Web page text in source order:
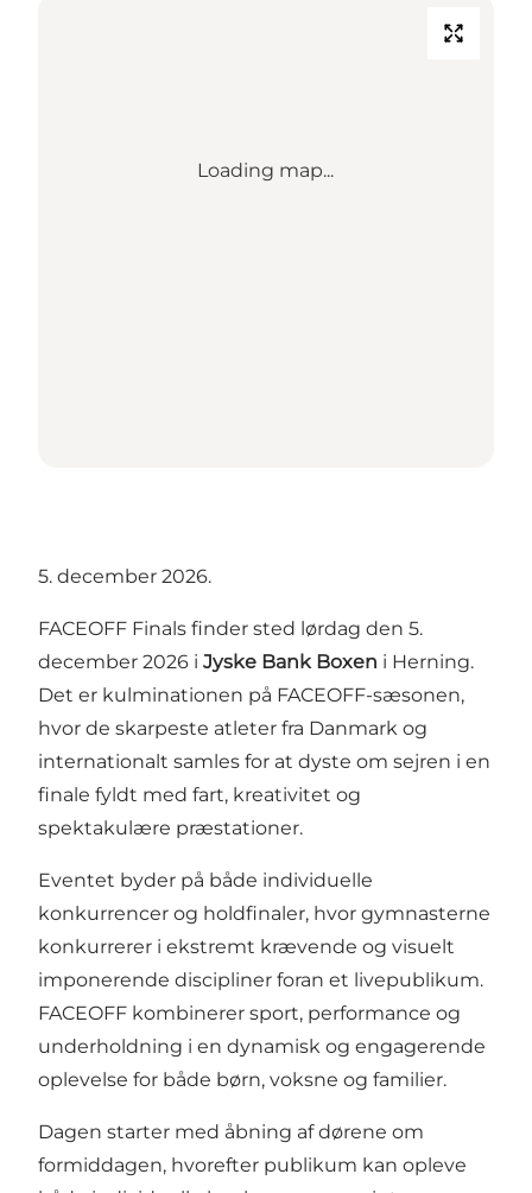
Loading map...
5. december 2026.
FACEOFF Finals finder sted lørdag den 5.
december 2026 i Jyske Bank Boxen i Herning.
Det er kulminationen på FACEOFF-sæsonen,
hvor de skarpeste atleter fra Danmark og
internationalt samles for at dyste om sejren i en
finale fyldt med fart, kreativitet og
spektakulære præstationer.
Eventet byder på både individuelle
konkurrencer og holdfinaler, hvor gymnasterne
konkurrerer i ekstremt krævende og visuelt
imponerende discipliner foran et livepublikum.
FACEOFF kombinerer sport, performance og
underholdning i en dynamisk og engagerende
oplevelse for både børn, voksne og familier.
Dagen starter med åbning af dørene om
formiddagen, hvorefter publikum kan opleve